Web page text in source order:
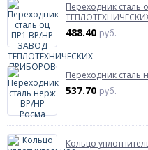
Переходник
488.40 руб.
Переходник сталь
537.70 руб.
Кольцо